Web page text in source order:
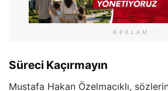
REKLAM
Süreci Kaçırmayın
Mustafa Hakan Özelmacıklı,